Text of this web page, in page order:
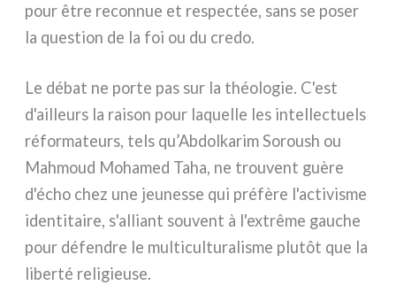
pour être recon­nue et respec­tée, sans se poser
la que­stion de la foi ou du cre­do.
Le débat ne por­te pas sur la théo­lo­gie. C'est
d'ailleurs la rai­son pour laquel­le les intel­lec­tuels
réfor­ma­teurs, tels qu’Abdolkarim Soroush ou
Mahmoud Mohamed Taha, ne trou­vent guè­re
d'écho chez une jeu­nes­se qui pré­fè­re l'activisme
iden­ti­tai­re, s'alliant sou­vent à l'extrême gau­che
pour défen­dre le mul­ti­cul­tu­ra­li­sme plu­tôt que la
liber­té reli­gieu­se.